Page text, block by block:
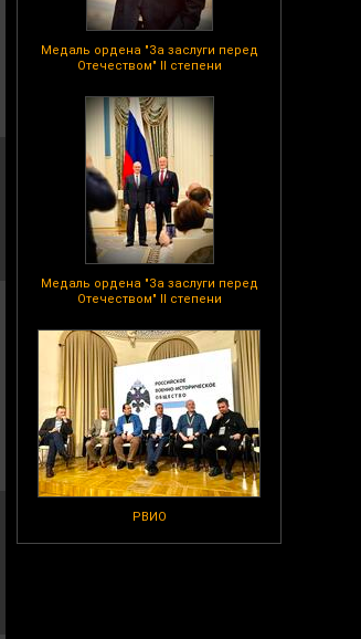
Медаль ордена "За заслуги перед
Отечеством" II степени
Медаль ордена "За заслуги перед
Отечеством" II степени
РВИО